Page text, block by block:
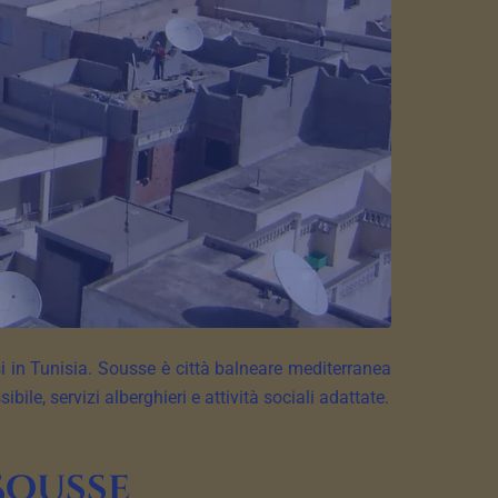
Tunisia. Sousse è città balneare mediterranea
servizi alberghieri e attività sociali adattate.